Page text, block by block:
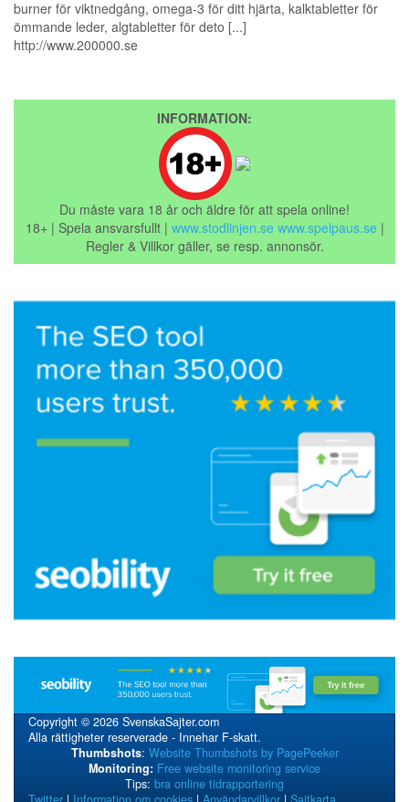
burner för viktnedgång, omega-3 för ditt hjärta, kalktabletter för
ömmande leder, algtabletter för deto [...]
http://www.200000.se
INFORMATION:
Du måste vara 18 år och äldre för att spela online!
18+ | Spela ansvarsfullt | www.stodlinjen.se www.spelpaus.se |
Regler & Villkor gäller, se resp. annonsör.
Copyright © 2026 SvenskaSajter.com
Alla rättigheter reserverade - Innehar F-skatt.
Thumbshots: Website Thumbshots by PagePeeker
Monitoring: Free website monitoring service
Tips: bra online tidrapportering